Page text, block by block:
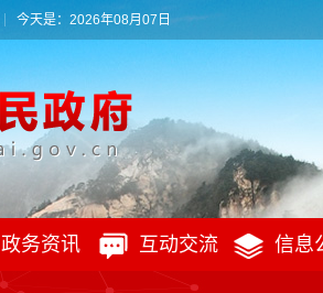
今天是：2026年08月07日
政务资讯 互动交流 信息